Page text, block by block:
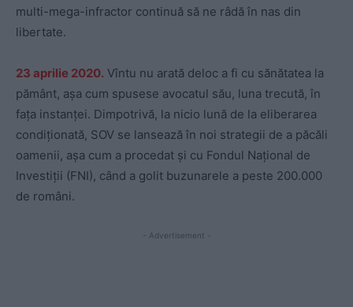
multi-mega-infractor continuă să ne râdă în nas din
libertate.
23 aprilie 2020. Vîntu nu arată deloc a fi cu sănătatea la
pământ, așa cum spusese avocatul său, luna trecută, în
fața instanței. Dimpotrivă, la nicio lună de la eliberarea
condiționată, SOV se lansează în noi strategii de a păcăli
oamenii, așa cum a procedat și cu Fondul Național de
Investiții (FNI), când a golit buzunarele a peste 200.000
de români.
- Advertisement -